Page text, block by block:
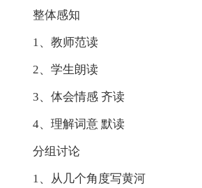
整体感知
1、教师范读
2、学生朗读
3、体会情感 齐读
4、理解词意 默读
分组讨论
1、从几个角度写黄河